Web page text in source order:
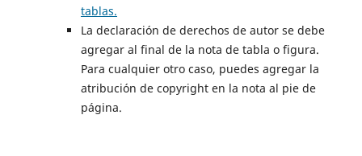
tablas.
La declaración de derechos de autor se debe
agregar al final de la nota de tabla o figura.
Para cualquier otro caso, puedes agregar la
atribución de copyright en la nota al pie de
página.